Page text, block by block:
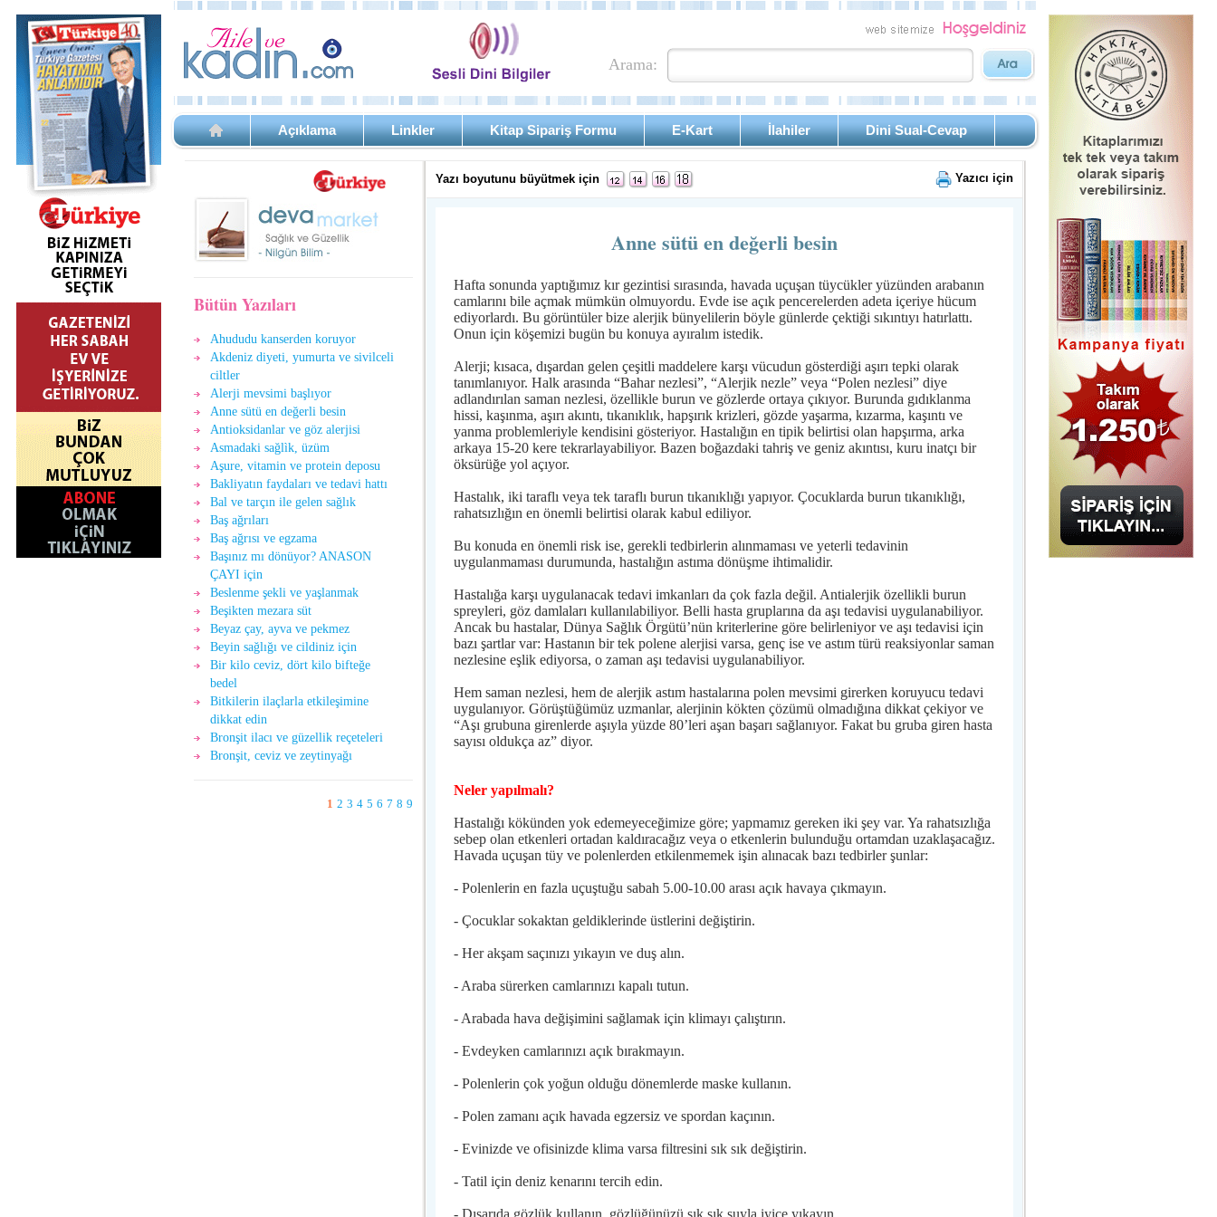
Arama:
Açıklama Linkler Kitap Sipariş Formu E-Kart İlahiler Dini Sual-Cevap
Bütün Yazıları
Ahududu kanserden koruyor
Akdeniz diyeti, yumurta ve sivilceli
ciltler
Alerji mevsimi başlıyor
Anne sütü en değerli besin
Antioksidanlar ve göz alerjisi
Asmadaki sağlìk, üzüm
Aşure, vitamin ve protein deposu
Bakliyatın faydaları ve tedavi hattı
Bal ve tarçın ile gelen sağlık
Baş ağrıları
Baş ağrısı ve egzama
Başınız mı dönüyor? ANASON
ÇAYI için
Beslenme şekli ve yaşlanmak
Beşikten mezara süt
Beyaz çay, ayva ve pekmez
Beyin sağlığı ve cildiniz için
Bir kilo ceviz, dört kilo bifteğe
bedel
Bitkilerin ilaçlarla etkileşimine
dikkat edin
Bronşit ilacı ve güzellik reçeteleri
Bronşit, ceviz ve zeytinyağı
1 2 3 4 5 6 7 8 9
Yazı boyutunu büyütmek için Yazıcı için
Anne sütü en değerli besin
Hafta sonunda yaptığımız kır gezintisi sırasında, havada uçuşan tüycükler yüzünden arabanın
camlarını bile açmak mümkün olmuyordu. Evde ise açık pencerelerden adeta içeriye hücum
ediyorlardı. Bu görüntüler bize alerjik bünyelilerin böyle günlerde çektiği sıkıntıyı hatırlattı.
Onun için köşemizi bugün bu konuya ayıralım istedik.
Alerji; kısaca, dışardan gelen çeşitli maddelere karşı vücudun gösterdiği aşırı tepki olarak
tanımlanıyor. Halk arasında “Bahar nezlesi”, “Alerjik nezle” veya “Polen nezlesi” diye
adlandırılan saman nezlesi, özellikle burun ve gözlerde ortaya çıkıyor. Burunda gıdıklanma
hissi, kaşınma, aşırı akıntı, tıkanıklık, hapşırık krizleri, gözde yaşarma, kızarma, kaşıntı ve
yanma problemleriyle kendisini gösteriyor. Hastalığın en tipik belirtisi olan hapşırma, arka
arkaya 15-20 kere tekrarlayabiliyor. Bazen boğazdaki tahriş ve geniz akıntısı, kuru inatçı bir
öksürüğe yol açıyor.
Hastalık, iki taraflı veya tek taraflı burun tıkanıklığı yapıyor. Çocuklarda burun tıkanıklığı,
rahatsızlığın en önemli belirtisi olarak kabul ediliyor.
Bu konuda en önemli risk ise, gerekli tedbirlerin alınmaması ve yeterli tedavinin
uygulanmaması durumunda, hastalığın astıma dönüşme ihtimalidir.
Hastalığa karşı uygulanacak tedavi imkanları da çok fazla değil. Antialerjik özellikli burun
spreyleri, göz damlaları kullanılabiliyor. Belli hasta gruplarına da aşı tedavisi uygulanabiliyor.
Ancak bu hastalar, Dünya Sağlık Örgütü’nün kriterlerine göre belirleniyor ve aşı tedavisi için
bazı şartlar var: Hastanın bir tek polene alerjisi varsa, genç ise ve astım türü reaksiyonlar saman
nezlesine eşlik ediyorsa, o zaman aşı tedavisi uygulanabiliyor.
Hem saman nezlesi, hem de alerjik astım hastalarına polen mevsimi girerken koruyucu tedavi
uygulanıyor. Görüştüğümüz uzmanlar, alerjinin kökten çözümü olmadığına dikkat çekiyor ve
“Aşı grubuna girenlerde aşıyla yüzde 80’leri aşan başarı sağlanıyor. Fakat bu gruba giren hasta
sayısı oldukça az” diyor.
Neler yapılmalı?
Hastalığı kökünden yok edemeyeceğimize göre; yapmamız gereken iki şey var. Ya rahatsızlığa
sebep olan etkenleri ortadan kaldıracağız veya o etkenlerin bulunduğu ortamdan uzaklaşacağız.
Havada uçuşan tüy ve polenlerden etkilenmemek işin alınacak bazı tedbirler şunlar:
- Polenlerin en fazla uçuştuğu sabah 5.00-10.00 arası açık havaya çıkmayın.
- Çocuklar sokaktan geldiklerinde üstlerini değiştirin.
- Her akşam saçınızı yıkayın ve duş alın.
- Araba sürerken camlarınızı kapalı tutun.
- Arabada hava değişimini sağlamak için klimayı çalıştırın.
- Evdeyken camlarınızı açık bırakmayın.
- Polenlerin çok yoğun olduğu dönemlerde maske kullanın.
- Polen zamanı açık havada egzersiz ve spordan kaçının.
- Evinizde ve ofisinizde klima varsa filtresini sık sık değiştirin.
- Tatil için deniz kenarını tercih edin.
- Dışarıda gözlük kullanın, gözlüğünüzü sık sık suyla iyice yıkayın.